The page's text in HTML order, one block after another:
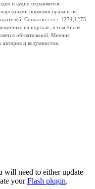
и аудио охраняются
нормами права и не
Согласно ст.ст. 1274,1275
на портале, в том числе
обязательной. Мнение
и колумнистов.
will need to either update
yourFlash plugin.